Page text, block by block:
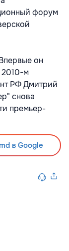
форум
он
2010-м
РФ Дмитрий
снова
премьер-
в Google